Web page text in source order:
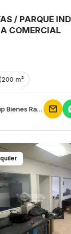
/ PARQUE
COMERCIAL
200 m²
Galceb Group Bienes Raices